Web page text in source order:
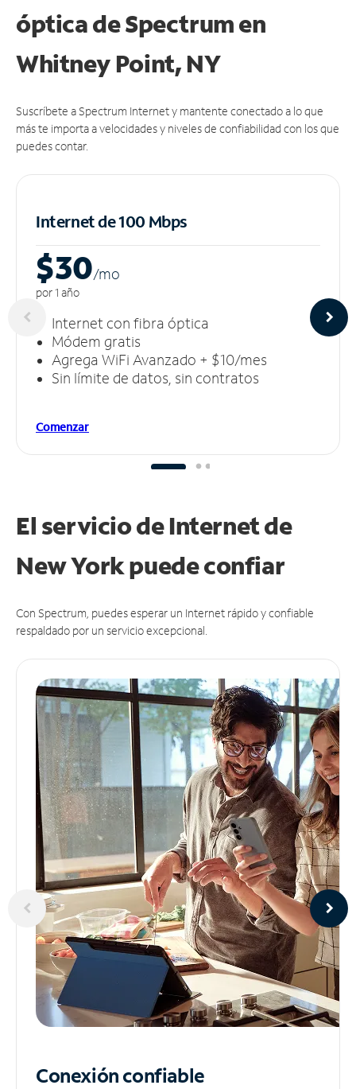
óptica de Spectrum en
Whitney Point, NY
Suscríbete a Spectrum Internet y mantente conectado a lo que
más te importa a velocidades y niveles de confiabilidad con los que
puedes contar.
Internet de 100 Mbps
$30/mo
por 1 año
Internet con fibra óptica
Módem gratis
Agrega WiFi Avanzado + $10/mes
Sin límite de datos, sin contratos
Comenzar
El servicio de Internet de
New York puedeconfiar
Con Spectrum, puedes esperar un Internet rápido y confiable
respaldado por un servicio excepcional.
Conexión confiable